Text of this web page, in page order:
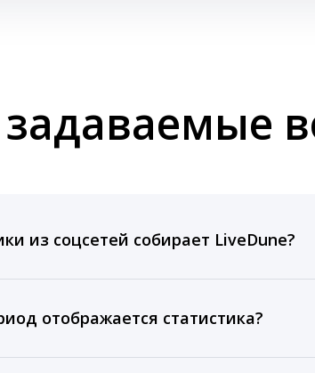
задаваемые
из соцсетей собирает LiveDune?
показываем лучшие посты и
отображается статистика?